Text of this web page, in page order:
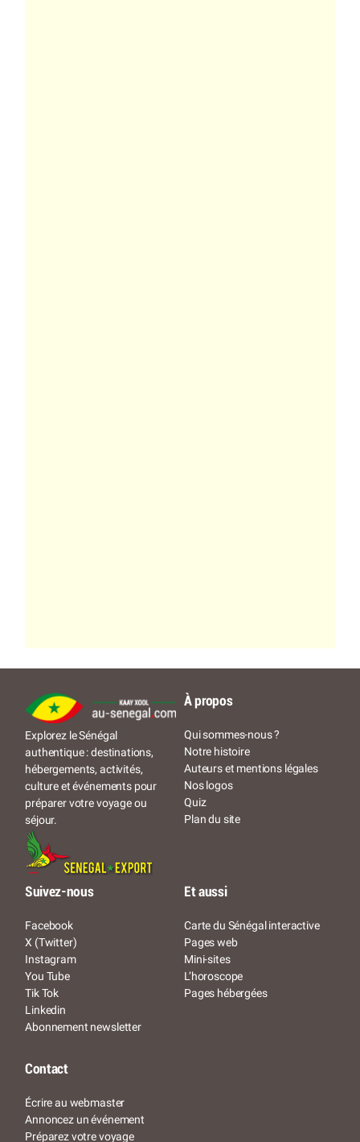
Explorez le Sénégal
authentique : destinations,
hébergements, activités,
culture et événements pour
préparer votre voyage ou
séjour.
À propos
Qui sommes-nous ?
Notre histoire
Auteurs et mentions légales
Nos logos
Quiz
Plan du site
Suivez-nous
Facebook
X (Twitter)
Instagram
You Tube
Tik Tok
Linkedin
Abonnement newsletter
Et aussi
Carte du Sénégal interactive
Pages web
Mini-sites
L’horoscope
Pages hébergées
Contact
Écrire au webmaster
Annoncez un événement
Préparez votre voyage